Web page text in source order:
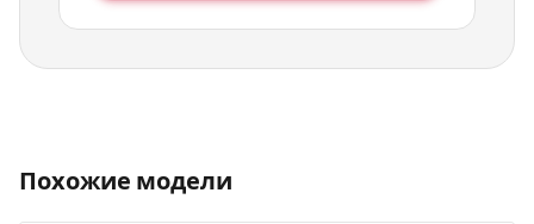
Похожие модели